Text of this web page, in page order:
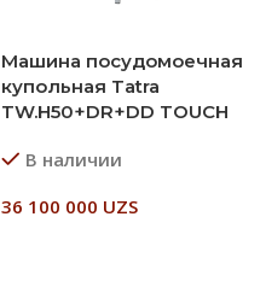
Машина посудомоечная
купольная Tatra
TW.H50+DR+DD TOUCH
В наличии
36 100 000 UZS